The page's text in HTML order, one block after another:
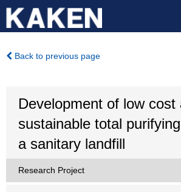
Back to previous page
Development of low cost
sustainable total
a sanitary landfill
Research Project